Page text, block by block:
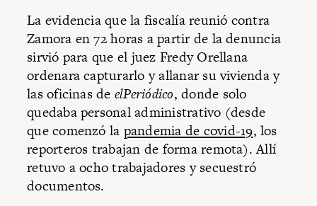
La evidencia que la fiscalía reunió contra
Zamora en 72 horas a partir de la denuncia
sirvió para que el juez Fredy Orellana
ordenara capturarlo y allanar su vivienda y
las oficinas de elPeriódico, donde solo
quedaba personal administrativo (desde
que comenzó la pandemia de covid-19, los
reporteros trabajan de forma remota). Allí
retuvo a ocho trabajadores y secuestró
documentos.